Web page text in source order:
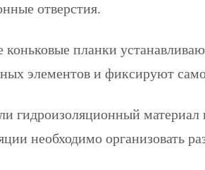
отверстия.
коньковые планки
элементов и фиксируют
гидроизоляционный материал
необходимо организовать